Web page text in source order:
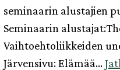
seminaarin alustajien
Seminaarin
Vaihtoehtoliikkeiden
Järvensivu: Elämää…